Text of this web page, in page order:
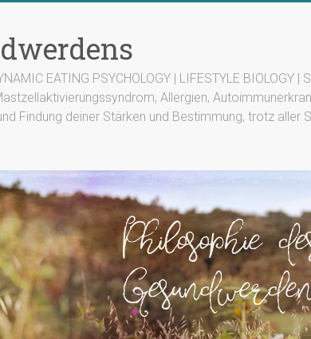
EATING PSYCHOLOGY | LIFESTYLE BIOLOGY
Allergien,
Findung deiner Stärken und Bestimmung, trotz aller